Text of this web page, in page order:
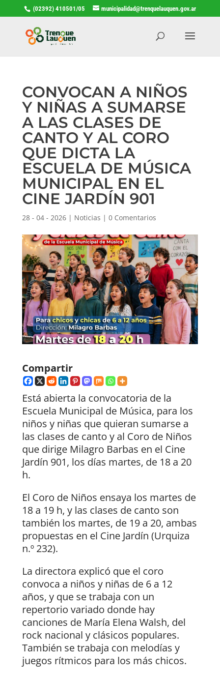
(02392) 410501/05 municipalidad@trenquelauquen.gov.ar
CONVOCAN A NIÑOS
Y NIÑAS A SUMARSE
A LAS CLASES DE
CANTO Y AL CORO
QUE DICTA LA
ESCUELA DE MÚSICA
MUNICIPAL EN EL
CINE JARDÍN 901
28 - 04 - 2026| Noticias | 0 Comentarios
Compartir
Está abierta la convocatoria de la
Escuela Municipal de Música, para los
niños y niñas que quieran sumarse a
las clases de canto y al Coro de Niños
que dirige Milagro Barbas en el Cine
Jardín 901, los días martes, de 18 a 20
h.
El Coro de Niños ensaya los martes de
18 a 19 h, y las clases de canto son
también los martes, de 19 a 20, ambas
propuestas en el Cine Jardín (Urquiza
n.º 232).
La directora explicó que el coro
convoca a niños y niñas de 6 a 12
años, y que se trabaja con un
repertorio variado donde hay
canciones de María Elena Walsh, del
rock nacional y clásicos populares.
También se trabaja con melodías y
juegos rítmicos para los más chicos.